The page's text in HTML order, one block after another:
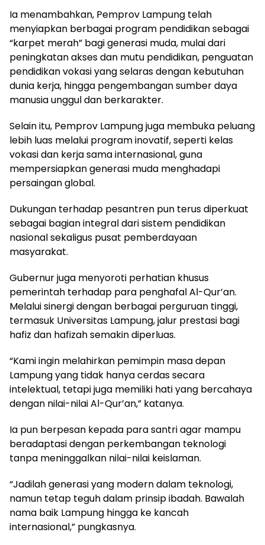
Ia menambahkan, Pemprov Lampung telah
menyiapkan berbagai program pendidikan sebagai
“karpet merah” bagi generasi muda, mulai dari
peningkatan akses dan mutu pendidikan, penguatan
pendidikan vokasi yang selaras dengan kebutuhan
dunia kerja, hingga pengembangan sumber daya
manusia unggul dan berkarakter.
Selain itu, Pemprov Lampung juga membuka peluang
lebih luas melalui program inovatif, seperti kelas
vokasi dan kerja sama internasional, guna
mempersiapkan generasi muda menghadapi
persaingan global.
Dukungan terhadap pesantren pun terus diperkuat
sebagai bagian integral dari sistem pendidikan
nasional sekaligus pusat pemberdayaan
masyarakat.
Gubernur juga menyoroti perhatian khusus
pemerintah terhadap para penghafal Al-Qur’an.
Melalui sinergi dengan berbagai perguruan tinggi,
termasuk Universitas Lampung, jalur prestasi bagi
hafiz dan hafizah semakin diperluas.
“Kami ingin melahirkan pemimpin masa depan
Lampung yang tidak hanya cerdas secara
intelektual, tetapi juga memiliki hati yang bercahaya
dengan nilai-nilai Al-Qur’an,” katanya.
Ia pun berpesan kepada para santri agar mampu
beradaptasi dengan perkembangan teknologi
tanpa meninggalkan nilai-nilai keislaman.
“Jadilah generasi yang modern dalam teknologi,
namun tetap teguh dalam prinsip ibadah. Bawalah
nama baik Lampung hingga ke kancah
internasional,” pungkasnya.